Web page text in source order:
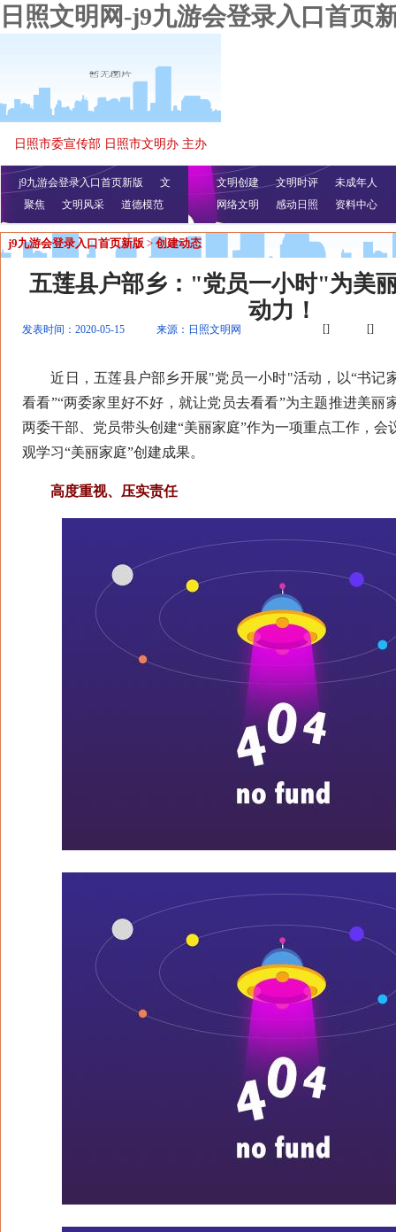
日照文明网-j9九游会登录入口首页
日照市委宣传部 日照市文明办 主办
j9九游会登录入口首页新版
文
明播报
公益视频
聚焦 文明风采 道德模范
文明创建 文明时评
未成年人
网络文明
感动日照 资料中心
j9九游会登录入口首页新版 > 创建动态
五莲县户部乡："党员一小时"为美
动力！
发表时间：2020-05-15 来源：日照文明网 [] []
近日，五莲县户部乡开展"党员一小时"活动，以“书记
看看”“两委家里好不好，就让党员去看看”为主题推进美丽
两委干部、党员带头创建“美丽家庭”作为一项重点工作，会
观学习“美丽家庭”创建成果。
高度重视、压实责任